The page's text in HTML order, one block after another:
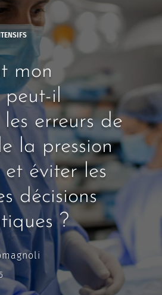
mon
peut-il
erreurs de
la pression
éviter les
décisions
?